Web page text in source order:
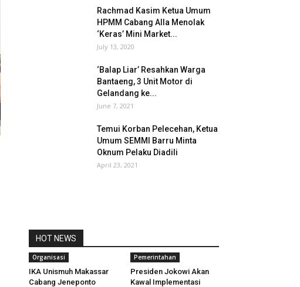
Rachmad Kasim Ketua Umum
HPMM Cabang Alla Menolak
‘Keras’ Mini Market...
July 13, 2020
‘Balap Liar’ Resahkan Warga
Bantaeng, 3 Unit Motor di
Gelandang ke...
June 7, 2021
Temui Korban Pelecehan, Ketua
Umum SEMMI Barru Minta
Oknum Pelaku Diadili
April 23, 2021
HOT NEWS
Organisasi
IKA Unismuh Makassar
Cabang Jeneponto
Pemerintahan
Presiden Jokowi Akan
Kawal Implementasi